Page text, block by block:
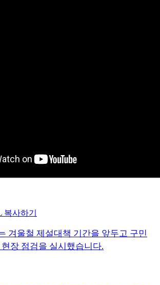
겨울철 제설대책 기간을 앞두고 구민
장 점검을 실시했습니다.